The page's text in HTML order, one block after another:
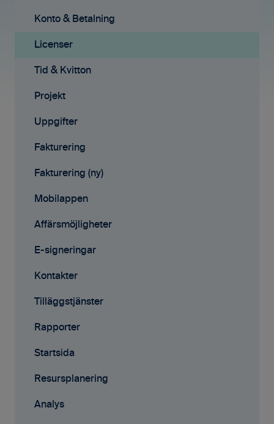
Ekonomisystem
Tid & Kvitton
Projekt
Fakturering (ny)
Kontakter
Avtal
Affärsmöjligheter
Rapporter
Samarbete
Mobilappen
Konto & Betalning
Licenser
Tid & Kvitton
Projekt
Uppgifter
Fakturering
Fakturering (ny)
Mobilappen
Affärsmöjligheter
E-signeringar
Kontakter
Tilläggstjänster
Rapporter
Startsida
Resursplanering
Analys